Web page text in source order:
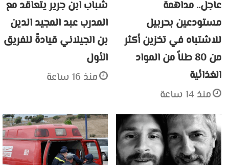
عاجل.. مداهمة
مستودعين بحربيل
للاشتباه في تخزين أكثر
من 80 طناً من المواد
الغذائية
منذ 14 ساعة
شباب ابن جرير يتعاقد مع
المدرب عبد المجيد الدين
بن الجيلاني قيادةً للفريق
الأول
منذ 16 ساعة